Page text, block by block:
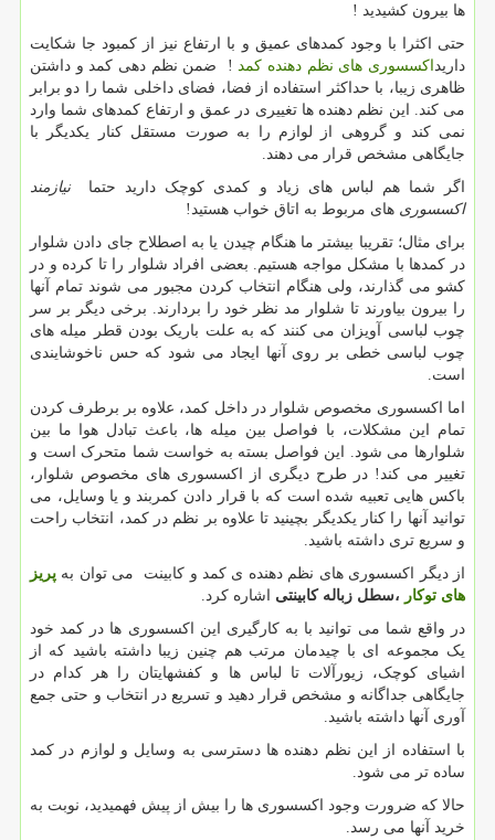
ها بیرون کشیدید !
حتی اکثرا با وجود کمدهای عمیق و با ارتفاع نیز از کمبود جا شکایت
دارید
! اکسسوری های نظم دهنده کمد
ضمن نظم دهی کمد و داشتن
ظاهری زیبا، با حداکثر استفاده از فضا، فضای داخلی شما را دو برابر
می کند. این نظم دهنده ها تغییری در عمق و ارتفاع کمدهای شما وارد
نمی کند و گروهی از لوازم را به صورت مستقل کنار یکدیگر با
جایگاهی مشخص قرار می دهند.
اگر شما هم لباس های زیاد و کمدی کوچک دارید حتمانیازمند
اکسسوری های مربوط به اتاق خواب هستید !
برای مثال؛ تقریبا بیشتر ما هنگام چیدن یا به اصطلاح جای دادن شلوار
در کمدها با مشکل مواجه هستیم. بعضی افراد شلوار را تا کرده و در
کشو می گذارند، ولی هنگام انتخاب کردن مجبور می شوند تمام آنها
را بیرون بیاورند تا شلوار مد نظر خود را بردارند. برخی دیگر بر سر
چوب لباسی آویزان می کنند که به علت باریک بودن قطر میله های
چوب لباسی خطی بر روی آنها ایجاد می شود که حس ناخوشایندی
است.
اما اکسسوری مخصوص شلوار در داخل کمد، علاوه بر برطرف کردن
تمام این مشکلات، با فواصل بین میله ها، باعث تبادل هوا ما بین
شلوارها می شود. این فواصل بسته به خواست شما متحرک است و
تغییر می کند! در طرح دیگری از اکسسوری های مخصوص شلوار،
باکس هایی تعبیه شده است که با قرار دادن کمربند و یا وسایل، می
توانید آنها را کنار یکدیگر بچینید تا علاوه بر نظم در کمد، انتخاب راحت
و سریع تری داشته باشید.
از دیگر اکسسوری های نظم دهنده ی کمد و کابینت می توان به پریز
های توکار ،سطل زباله کابینتی اشاره کرد.
در واقع شما می توانید با به کارگیری این اکسسوری ها در کمد خود
یک مجموعه ای با چیدمان مرتب هم چنین زیبا داشته باشید که از
اشیای کوچک، زیورآلات تا لباس ها و کفشهایتان را هر کدام در
جایگاهی جداگانه و مشخص قرار دهید و تسریع در انتخاب و حتی جمع
آوری آنها داشته باشید.
با استفاده از این نظم دهنده ها دسترسی به وسایل و لوازم در کمد
ساده تر می شود.
حالا که ضرورت وجود اکسسوری ها را بیش از پیش فهمیدید، نوبت به
خرید آنها می رسد.